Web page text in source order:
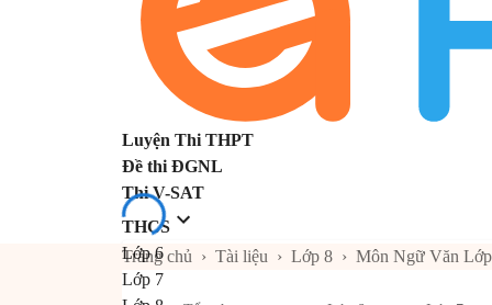
Luyện Thi THPT
Đề thi ĐGNL
Thi V-SAT
THCS
Lớp 6
Lớp 7
Trang chủ › Tài liệu › Lớp 8 › Môn Ngữ Văn